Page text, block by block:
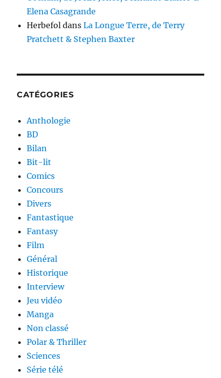
Elena Casagrande
Herbefol dansLa Longue Terre, de Terry
Pratchett & Stephen Baxter
CATÉGORIES
Anthologie
BD
Bilan
Bit-lit
Comics
Concours
Divers
Fantastique
Fantasy
Film
Général
Historique
Interview
Jeu vidéo
Manga
Non classé
Polar & Thriller
Sciences
Série télé